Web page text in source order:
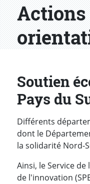
Actions
Soutien
Pays du
Différents
dont le
la solidarité Nord-
Ainsi, le Service
de l'innovation